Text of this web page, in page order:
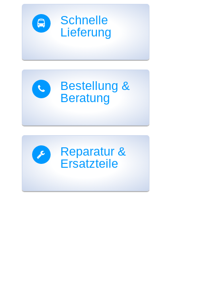
Schnelle
Lieferung
Bestellung &
Beratung
Reparatur &
Ersatzteile